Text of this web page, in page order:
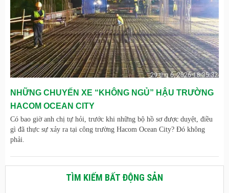
NHỮNG CHUYẾN XE “KHÔNG NGỦ” HẬU TRƯỜNG
HACOM OCEAN CITY
Có bao giờ anh chị tự hỏi, trước khi những bộ hồ sơ được duyệt, điều
gì đã thực sự xảy ra tại công trường Hacom Ocean City? Đó không
phải.
TÌM KIẾM BẤT ĐỘNG SẢN